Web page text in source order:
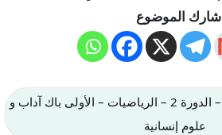
شارك الموضوع
نماذج من الفرض رقم 2 – الدورة 2 – الرياضيات – الأولى باك آداب و
علوم إنسانية